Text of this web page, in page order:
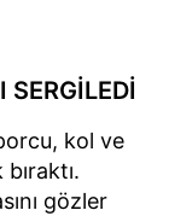
kol ve
gözler